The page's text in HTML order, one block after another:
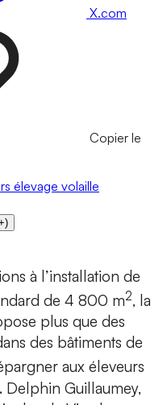
X.com
Copier le
élevage volaille
)
à l’installation de
de 4 800 m2, la
plus que des
des bâtiments de
aux éleveurs
Delphin Guillaumey,